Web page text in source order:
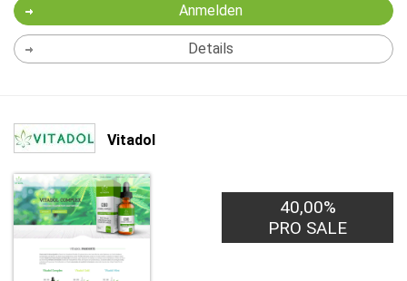
Anmelden
Details
Vitadol
40,00%
PRO SALE